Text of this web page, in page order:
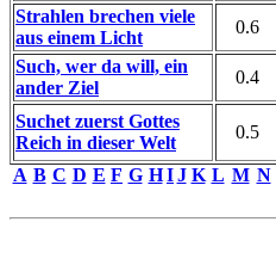
Strahlen brechen viele
aus einem Licht
0.6
Such, wer da will, ein
ander Ziel
0.4
Suchet zuerst Gottes
Reich in dieser Welt
0.5
A B C D E F G H IJ K L M N